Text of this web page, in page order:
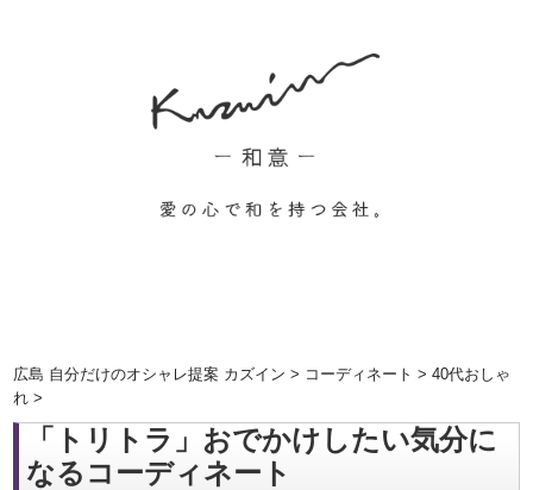
広島 自分だけのオシャレ提案 カズイン > コーディネート >40代おしゃ
れ >
「トリトラ」おでかけしたい気分に
なるコーディネート